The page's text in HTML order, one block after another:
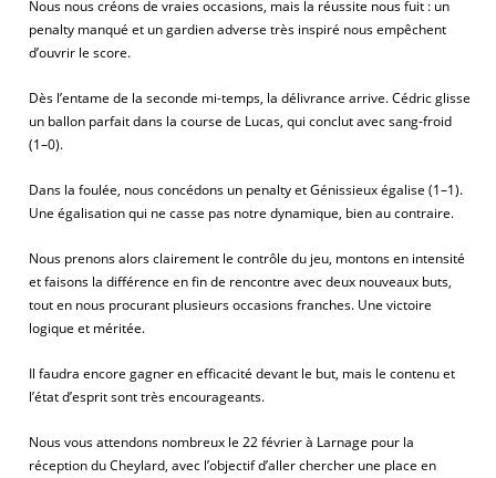
Nous nous créons de vraies occasions, mais la réussite nous fuit : un
penalty manqué et un gardien adverse très inspiré nous empêchent
d’ouvrir le score.
Dès l’entame de la seconde mi-temps, la délivrance arrive. Cédric glisse
un ballon parfait dans la course de Lucas, qui conclut avec sang-froid
(1–0).
Dans la foulée, nous concédons un penalty et Génissieux égalise (1–1).
Une égalisation qui ne casse pas notre dynamique, bien au contraire.
Nous prenons alors clairement le contrôle du jeu, montons en intensité
et faisons la différence en fin de rencontre avec deux nouveaux buts,
tout en nous procurant plusieurs occasions franches. Une victoire
logique et méritée.
Il faudra encore gagner en efficacité devant le but, mais le contenu et
l’état d’esprit sont très encourageants.
Nous vous attendons nombreux le 22 février à Larnage pour la
réception du Cheylard, avec l’objectif d’aller chercher une place en